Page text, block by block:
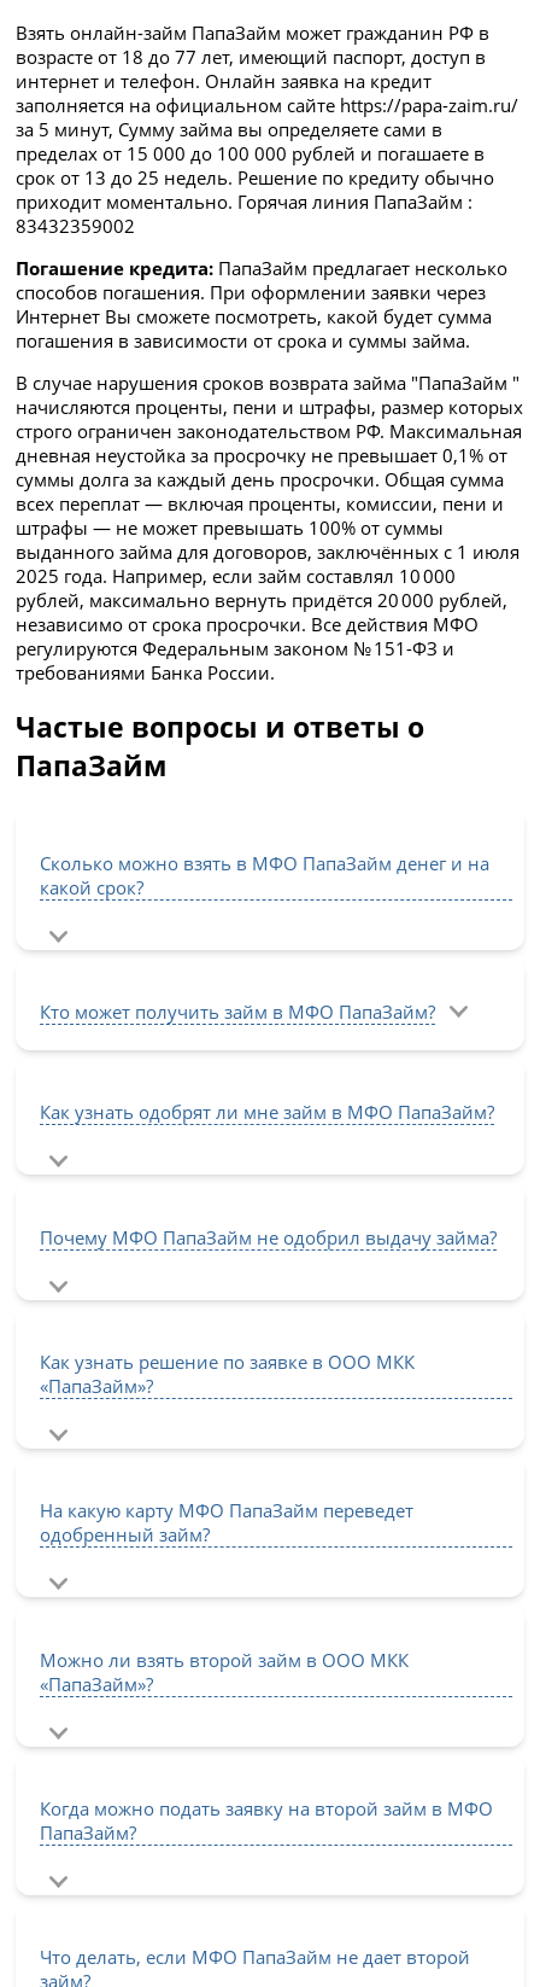
Взять онлайн-займ ПапаЗайм может гражданин РФ в
возрасте от 18 до 77 лет, имеющий паспорт, доступ в
интернет и телефон. Онлайн заявка на кредит
заполняется на официальном сайте https://papa-zaim.ru/
за 5 минут, Сумму займа вы определяете сами в
пределах от 15 000 до 100 000 рублей и погашаете в
срок от 13 до 25 недель. Решение по кредиту обычно
приходит моментально. Горячая линия ПапаЗайм :
83432359002
Погашение кредита: ПапаЗайм предлагает несколько
способов погашения. При оформлении заявки через
Интернет Вы сможете посмотреть, какой будет сумма
погашения в зависимости от срока и суммы займа.
В случае нарушения сроков возврата займа "ПапаЗайм "
начисляются проценты, пени и штрафы, размер которых
строго ограничен законодательством РФ. Максимальная
дневная неустойка за просрочку не превышает 0,1% от
суммы долга за каждый день просрочки. Общая сумма
всех переплат — включая проценты, комиссии, пени и
штрафы — не может превышать 100% от суммы
выданного займа для договоров, заключённых с 1 июля
2025 года. Например, если займ составлял 10 000
рублей, максимально вернуть придётся 20 000 рублей,
независимо от срока просрочки. Все действия МФО
регулируются Федеральным законом № 151-ФЗ и
требованиями Банка России.
Частые вопросы и ответы о
ПапаЗайм
Сколько можно взять в МФО ПапаЗайм денег и на
какой срок?
Кто может получить займ в МФО ПапаЗайм?
Как узнать одобрят ли мне займ в МФО ПапаЗайм?
Почему МФО ПапаЗайм не одобрил выдачу займа?
Как узнать решение по заявке в ООО МКК
«ПапаЗайм»?
На какую карту МФО ПапаЗайм переведет
одобренный займ?
Можно ли взять второй займ в ООО МКК
«ПапаЗайм»?
Когда можно подать заявку на второй займ в МФО
ПапаЗайм?
Что делать, если МФО ПапаЗайм не дает второй
займ?